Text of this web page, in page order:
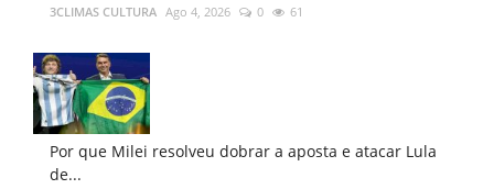
3CLIMAS CULTURA Ago 4, 2026 0 61
Por que Milei resolveu dobrar a aposta e atacar Lula
de...